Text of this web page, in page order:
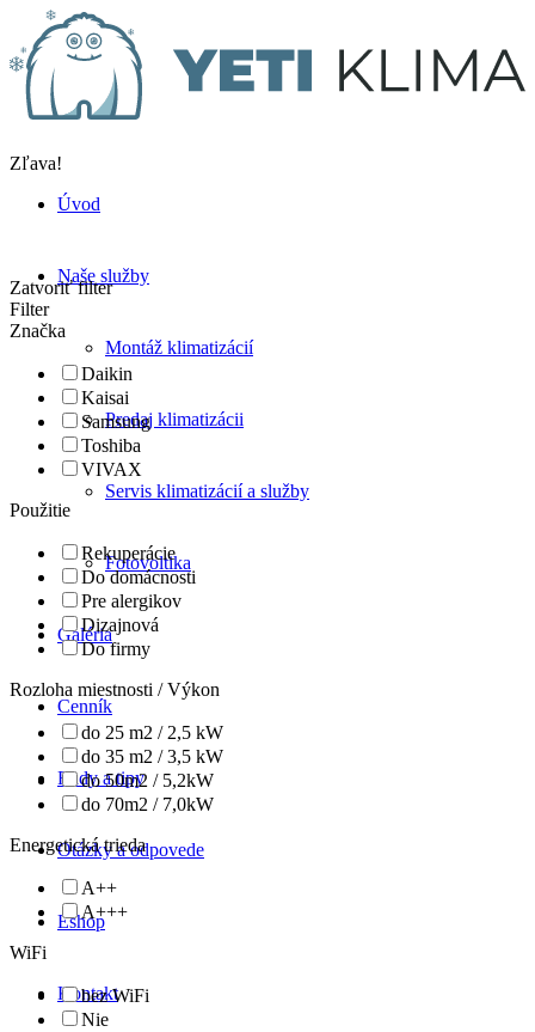
Úvod
Naše služby
Montáž klimatizácií
Predaj klimatizácii
Servis klimatizácií a služby
Fotovoltika
Galéria
Cenník
Rady a tipy
Otázky a odpovede
Eshop
Kontakt
Zľava!
Zatvoriť filter
Filter
Značka
Daikin
Kaisai
Samsung
Toshiba
VIVAX
Použitie
Rekuperácie
Do domácnosti
Pre alergikov
Dizajnová
Do firmy
Rozloha miestnosti / Výkon
do 25 m2 / 2,5 kW
do 35 m2 / 3,5 kW
do 50m2 / 5,2kW
do 70m2 / 7,0kW
Energetická trieda
A++
A+++
WiFi
bez WiFi
Nie